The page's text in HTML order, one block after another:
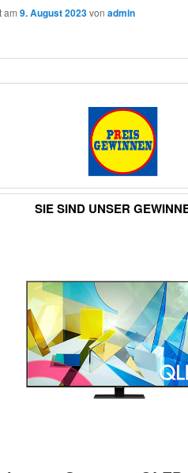
am 9. August 2023von admin
SIE SIND UNSER